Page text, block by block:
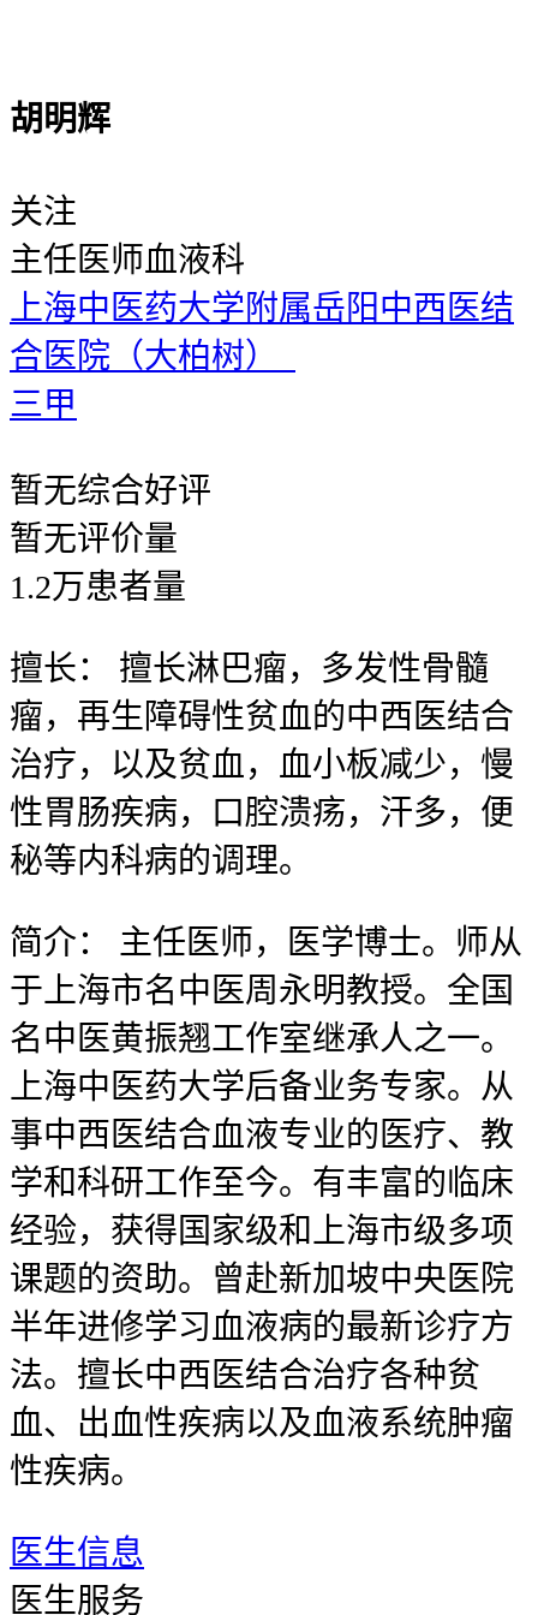
胡明辉
关注
主任医师血液科
上海中医药大学附属岳阳中西医结
合医院（大柏树）
三甲
暂无综合好评
暂无评价量
1.2万患者量
擅长：
擅长淋巴瘤，多发性骨髓
瘤，再生障碍性贫血的中西医结合
治疗，以及贫血，血小板减少，慢
性胃肠疾病，口腔溃疡，汗多，便
秘等内科病的调理。
简介：
主任医师，医学博士。师从
于上海市名中医周永明教授。全国
名中医黄振翘工作室继承人之一。
上海中医药大学后备业务专家。从
事中西医结合血液专业的医疗、教
学和科研工作至今。有丰富的临床
经验，获得国家级和上海市级多项
课题的资助。曾赴新加坡中央医院
半年进修学习血液病的最新诊疗方
法。擅长中西医结合治疗各种贫
血、出血性疾病以及血液系统肿瘤
性疾病。
医生信息
医生服务